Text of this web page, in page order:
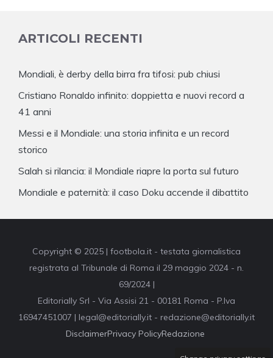
ARTICOLI RECENTI
Mondiali, è derby della birra fra tifosi: pub chiusi
Cristiano Ronaldo infinito: doppietta e nuovi record a
41 anni
Messi e il Mondiale: una storia infinita e un record
storico
Salah si rilancia: il Mondiale riapre la porta sul futuro
Mondiale e paternità: il caso Doku accende il dibattito
Copyright © 2025 | footbola.it - testata giornalistica
registrata al Tribunale di Roma il 29 maggio 2024 - n.
69/2024 |
Editorially Srl - Via Assisi 21 - 00181 Roma - P.Iva
16947451007 | legal@editorially.it - redazione@editorially.it
DisclaimerPrivacy PolicyRedazione